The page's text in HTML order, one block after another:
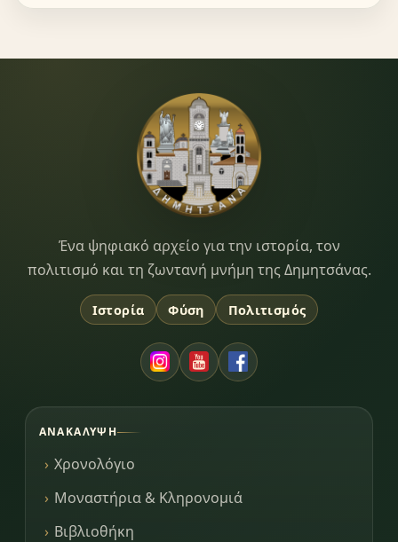
Dimitsana.gr
Ένα ψηφιακό αρχείο για την ιστορία, τον
πολιτισμό και τη ζωντανή μνήμη της Δημητσάνας.
Ιστορία Φύση Πολιτισμός
ΑΝΑΚΆΛΥΨΗ
Χρονολόγιο
Μοναστήρια & Κληρονομιά
Βιβλιοθήκη